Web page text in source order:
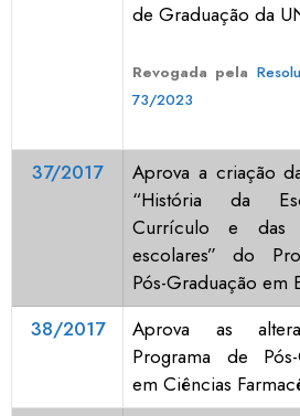
de Graduação da
Revogada pela
73/2023
37/2017
Aprova a criação
“História da
Currículo e das
escolares” do
Pós-Graduação em
38/2017
Aprova as
Programa de Pós-
em Ciências